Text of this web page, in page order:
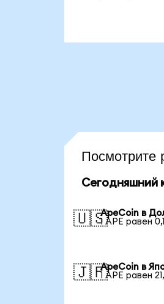
Посмотрите
Сегодняшний
🇺🇸ApeCoin в
1 APE равен
🇯🇵ApeCoin в
1 APE равен